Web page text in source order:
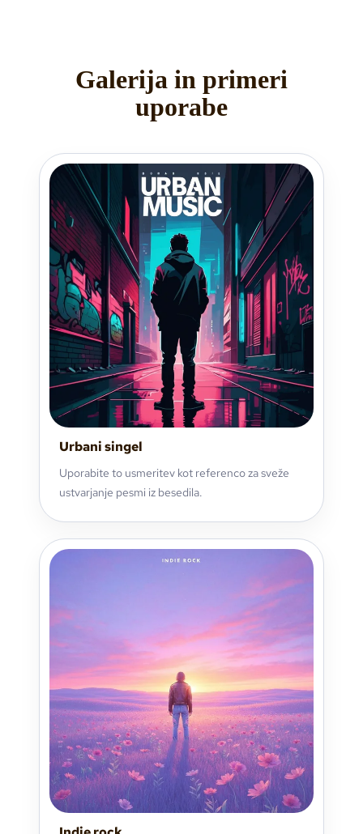
Galerija in primeri
uporabe
Urbani singel
Uporabite to usmeritev kot referenco za sveže
ustvarjanje pesmi iz besedila.